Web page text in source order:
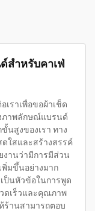
สำหรับคาเฟ่
ราเพื่อขอผ้าเช็ด
ภาพลักษณ์แบรนด์
นสูงของเรา ทาง
ใสและสร้างสรรค์
งานว่ามีการมีส่วน
พิ่มขึ้นอย่างมาก
ป็นหัวข้อในการพูด
ดเร็วและคุณภาพ
ร้านสามารถตอบ